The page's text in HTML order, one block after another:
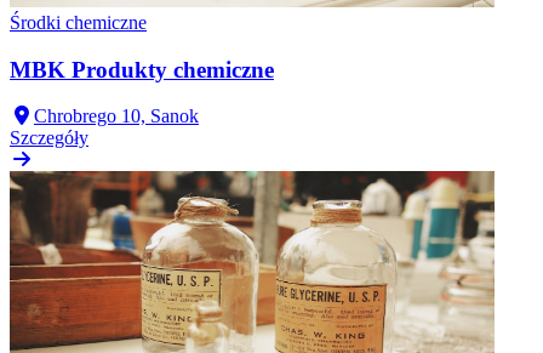
Środki chemiczne
MBK Produkty chemiczne
Chrobrego 10, Sanok
Szczegóły